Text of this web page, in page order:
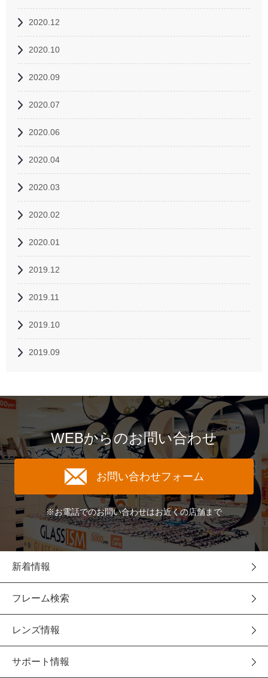
2020.12
2020.10
2020.09
2020.07
2020.06
2020.04
2020.03
2020.02
2020.01
2019.12
2019.11
2019.10
2019.09
WEBからのお問い合わせ
お問い合わせフォーム
※お電話でのお問い合わせはお近くの店舗まで
新着情報
フレーム検索
レンズ情報
サポート情報